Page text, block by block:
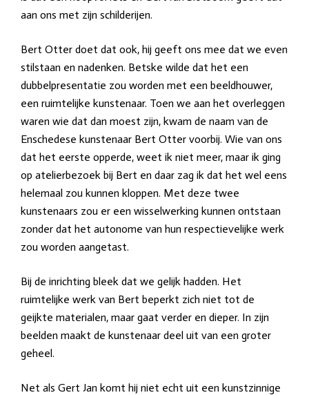
aan ons met zijn schilderijen.
Bert Otter doet dat ook, hij geeft ons mee dat we even
stilstaan en nadenken. Betske wilde dat het een
dubbelpresentatie zou worden met een beeldhouwer,
een ruimtelijke kunstenaar. Toen we aan het overleggen
waren wie dat dan moest zijn, kwam de naam van de
Enschedese kunstenaar Bert Otter voorbij. Wie van ons
dat het eerste opperde, weet ik niet meer, maar ik ging
op atelierbezoek bij Bert en daar zag ik dat het wel eens
helemaal zou kunnen kloppen. Met deze twee
kunstenaars zou er een wisselwerking kunnen ontstaan
zonder dat het autonome van hun respectievelijke werk
zou worden aangetast.
Bij de inrichting bleek dat we gelijk hadden. Het
ruimtelijke werk van Bert beperkt zich niet tot de
geijkte materialen, maar gaat verder en dieper. In zijn
beelden maakt de kunstenaar deel uit van een groter
geheel.
Net als Gert Jan komt hij niet echt uit een kunstzinnige